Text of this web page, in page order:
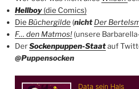
Hellboy (die Comics)
Die Büchergilde (nicht Der
F… den Matmos! (unsere
DerSockenpuppen-Staatauf
@Puppensocken